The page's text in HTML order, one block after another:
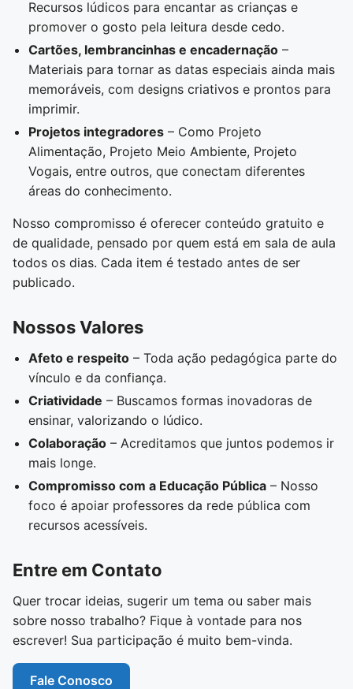
Recursos lúdicos para encantar as crianças e
promover o gosto pela leitura desde cedo.
Cartões, lembrancinhas e encadernação –
Materiais para tornar as datas especiais ainda mais
memoráveis, com designs criativos e prontos para
imprimir.
Projetos integradores – Como Projeto
Alimentação, Projeto Meio Ambiente, Projeto
Vogais, entre outros, que conectam diferentes
áreas do conhecimento.
Nosso compromisso é oferecer conteúdo gratuito e
de qualidade, pensado por quem está em sala de aula
todos os dias. Cada item é testado antes de ser
publicado.
Nossos Valores
Afeto e respeito – Toda ação pedagógica parte do
vínculo e da confiança.
Criatividade – Buscamos formas inovadoras de
ensinar, valorizando o lúdico.
Colaboração – Acreditamos que juntos podemos ir
mais longe.
Compromisso com a Educação Pública – Nosso
foco é apoiar professores da rede pública com
recursos acessíveis.
Entre em Contato
Quer trocar ideias, sugerir um tema ou saber mais
sobre nosso trabalho? Fique à vontade para nos
escrever! Sua participação é muito bem-vinda.
Fale Conosco